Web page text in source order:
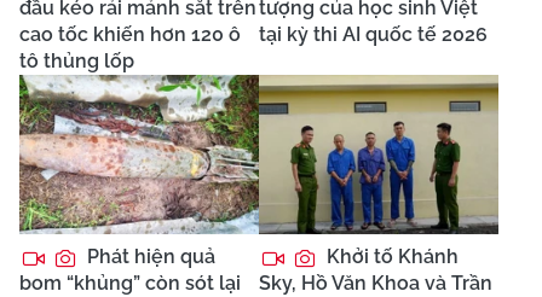
đầu kéo rải mảnh sắt trên
cao tốc khiến hơn 120 ô
tô thủng lốp
tượng của học sinh Việt
tại kỳ thi AI quốc tế 2026
Phát hiện quả
bom “khủng” còn sót lại
Khởi tố Khánh
Sky, Hồ Văn Khoa và Trần